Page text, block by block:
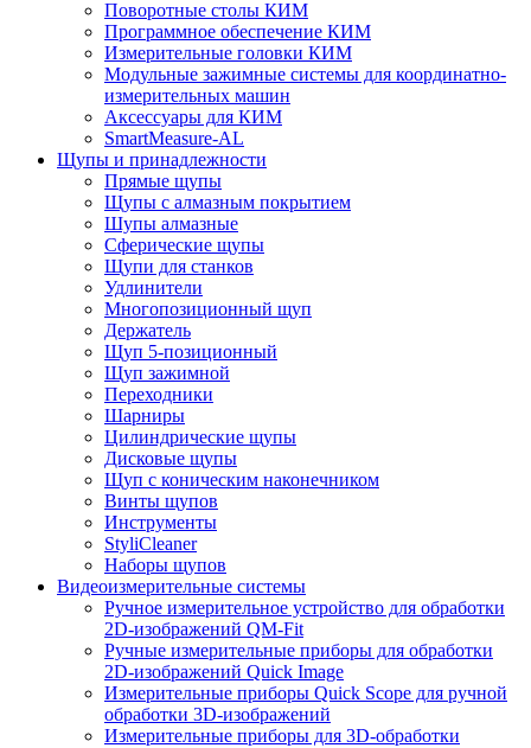
Поворотные столы КИМ
Программное обеспечение КИМ
Измерительные головки КИМ
Модульные зажимные системы для координатно-
измерительных машин
Аксессуары для КИМ
SmartMeasure-AL
Щупы и принадлежности
Прямые щупы
Щупы с алмазным покрытием
Шупы алмазные
Сферические щупы
Щупи для станков
Удлинители
Многопозиционный щуп
Держатель
Щуп 5-позиционный
Щуп зажимной
Переходники
Шарниры
Цилиндрические щупы
Дисковые щупы
Щуп с коническим наконечником
Винты щупов
Инструменты
StyliCleaner
Наборы щупов
Видеоизмерительные системы
Ручное измерительное устройство для обработки
2D-изображений QM-Fit
Ручные измерительные приборы для обработки
2D-изображений Quick Image
Измерительные приборы Quick Scope для ручной
обработки 3D-изображений
Измерительные приборы для 3D-обработки